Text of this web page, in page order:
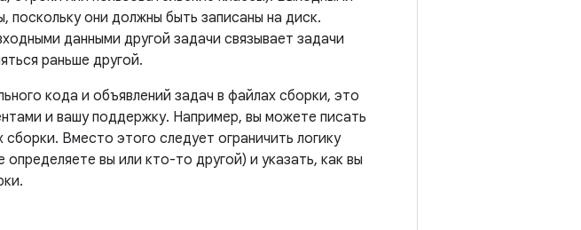
поскольку они должны быть записаны на диск.
данными другой задачи связывает задачи
раньше другой.
кода и объявлений задач в файлах сборки, это
и вашу поддержку. Например, вы можете писать
Вместо этого следует ограничить логику
вы или кто-то другой) и указать, как вы